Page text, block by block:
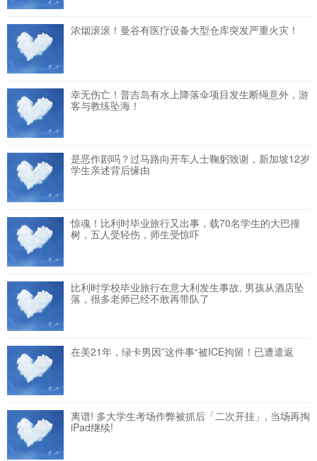
浓烟滚滚！曼谷有医疗设备大型仓库突发严重火灾！
幸无伤亡！普吉岛有水上降落伞项目发生断绳意外，游
客与教练坠海！
是恶作剧吗？过马路向开车人士鞠躬致谢，新加坡12岁
学生亲述背后缘由
惊魂！比利时毕业旅行又出事，载70名学生的大巴撞
树，五人受轻伤，师生受惊吓
比利时学校毕业旅行在意大利发生事故, 男孩从酒店坠
落，很多老师已经不敢再带队了
在美21年，绿卡男因”这件事“被ICE拘留！已遭遣返
离谱! 多大学生考场作弊被抓后「二次开挂」, 当场再掏
iPad继续!